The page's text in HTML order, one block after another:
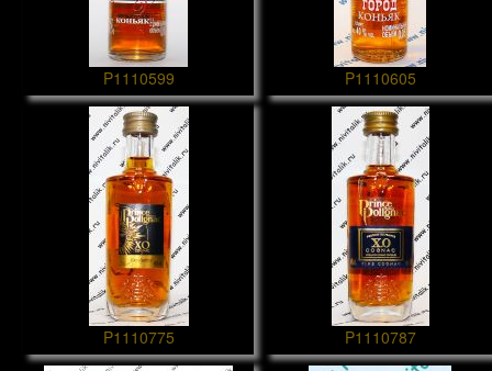
P1110599 P1110605
P1110775 P1110787